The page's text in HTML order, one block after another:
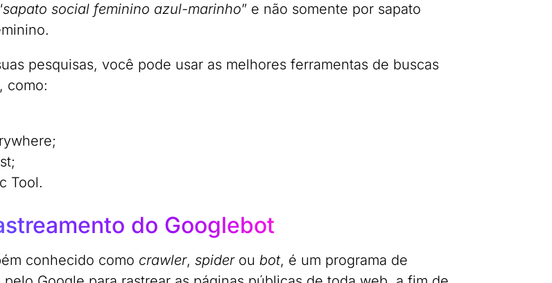
sapato social feminino azul-marinho” e não somente por sapato
pesquisas, você pode usar as melhores ferramentas de buscas
como:
Tool.
do Googlebot
conhecido como crawler, spiderou bot, é um programa de